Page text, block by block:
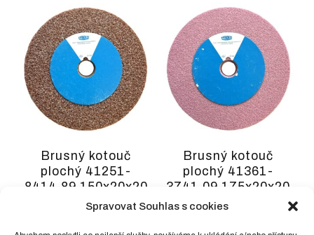
Spravovat Souhlas s cookies
Brusný kotouč
plochý 41251-
8414.89 150x20x20
99A24P5V
Brusný kotouč
plochý 41361-
3741.09 175x20x20
98A80K9V